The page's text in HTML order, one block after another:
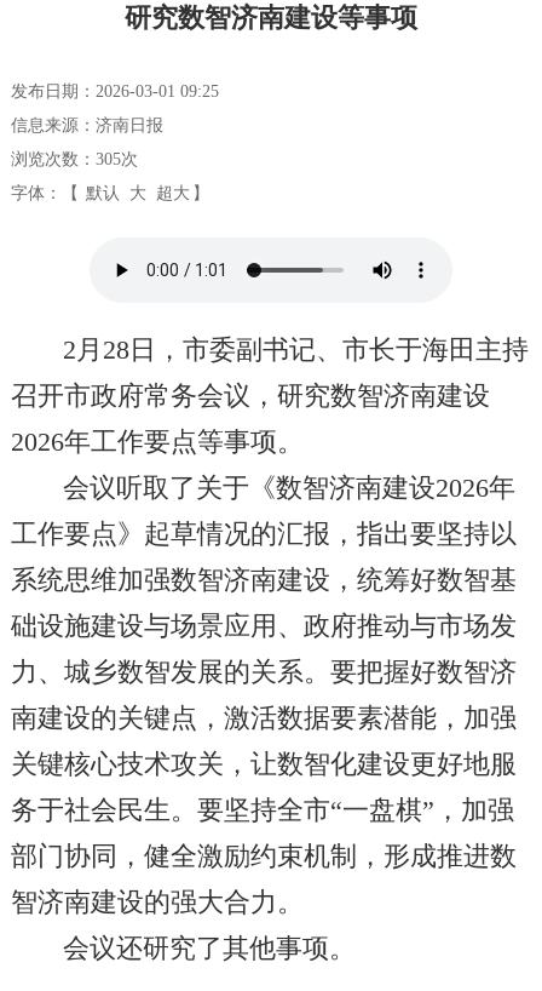
研究数智济南建设等事项
发布日期：2026-03-01 09:25
信息来源：济南日报
浏览次数： 305次
字体：【 默认 大 超大 】
2月28日，市委副书记、市长于海田主持
召开市政府常务会议，研究数智济南建设
2026年工作要点等事项。
会议听取了关于《数智济南建设2026年
工作要点》起草情况的汇报，指出要坚持以
系统思维加强数智济南建设，统筹好数智基
础设施建设与场景应用、政府推动与市场发
力、城乡数智发展的关系。要把握好数智济
南建设的关键点，激活数据要素潜能，加强
关键核心技术攻关，让数智化建设更好地服
务于社会民生。要坚持全市“一盘棋”，加强
部门协同，健全激励约束机制，形成推进数
智济南建设的强大合力。
会议还研究了其他事项。